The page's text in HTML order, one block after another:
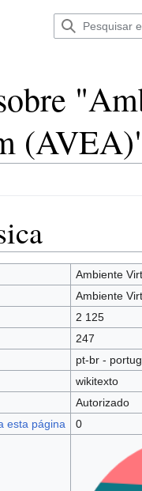
Ambiente
Ambiente
2 125
247
pt-br -
wikitexto
Autorizado
esta página
0